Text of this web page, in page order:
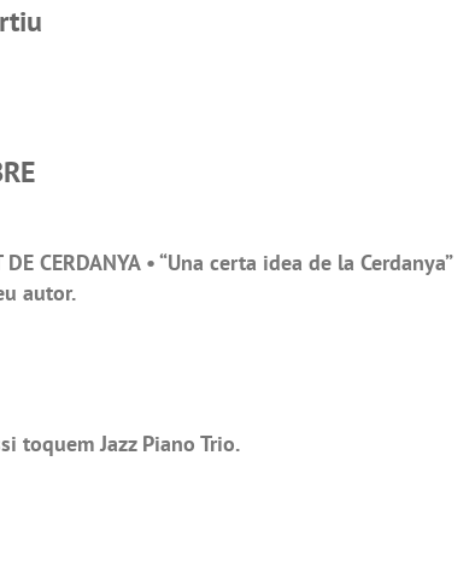
DE CERDANYA • “Una certa idea de la Cerdanya”
autor.
toquem Jazz Piano Trio.